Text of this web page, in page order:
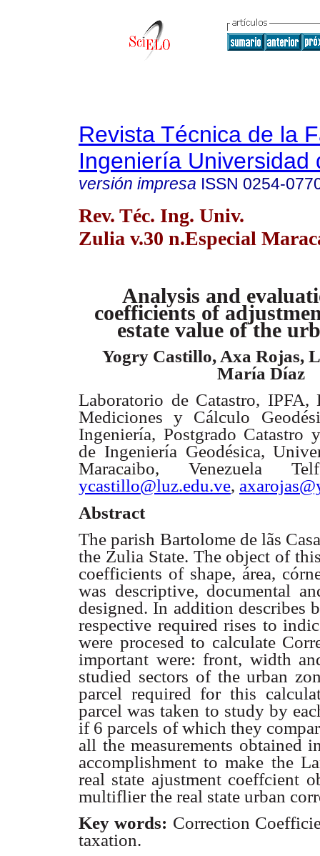
Revista Técnica de la
Ingeniería Universidad
versión impresa ISSN 0254-
Rev. Téc. Ing. Univ.
Zulia v.30 n.Especial
Analysis and
coefficients of
estate value of the
Yogry Castillo, Axa Rojas,
María Díaz
Laboratorio de Catastro, IPFA,
Mediciones y Cálculo
Ingeniería, Postgrado Catastro
de Ingeniería Geodésica,
Maracaibo, Venezuela
ycastillo@luz.edu.ve,
Abstract
The parish Bartolome de lãs
the Zulia State. The object of
coefficients of shape, área,
was descriptive, documental
designed. In addition describes
respective required rises to
were procesed to calculate
important were: front, width
studied sectors of the urban
parcel required for this
parcel was taken to study by
if 6 parcels of which they
all the measurements obtained
accomplishment to make the
real state ajustment coeffcient
multiflier the real state urban
Key words: Correction
taxation.